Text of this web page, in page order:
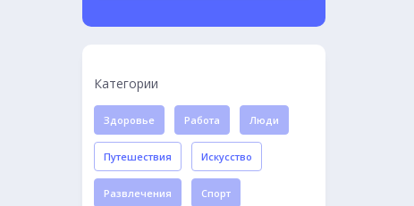
Категории
Здоровье Работа Люди
Путешествия Искусство
Развлечения Спорт